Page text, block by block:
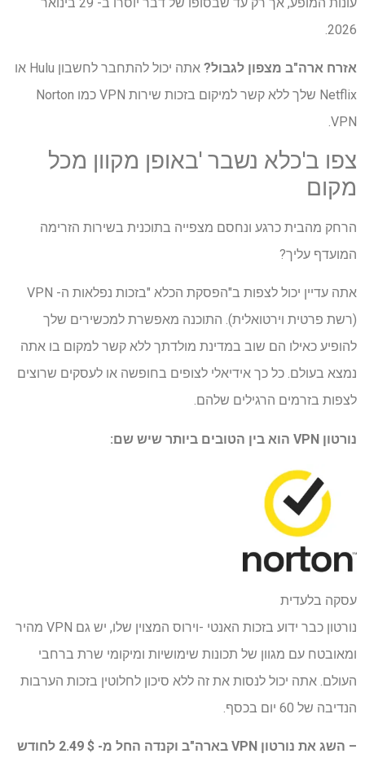
2026.
אזרח ארה"ב מצפון לגבול?
אתה יכול להתחבר לחשבון Hulu או
Netflix שלך ללא קשר למיקום בזכות שירות VPN כמו Norton
VPN.
צפו ב'כלא נשבר 'באופן מקוון מכל
מקום
הרחק מהבית כרגע ונחסם מצפייה בתוכנית בשירות הזרימה
המועדף עליך?
אתה עדיין יכול לצפות ב"הפסקת הכלא "בזכות נפלאות ה- VPN
(רשת פרטית וירטואלית). התוכנה מאפשרת למכשירים שלך
להופיע כאילו הם שוב במדינת מולדתך ללא קשר למקום בו אתה
נמצא בעולם. כל כך אידיאלי לצופים בחופשה או לעסקים שרוצים
לצפות בזרמים הרגילים שלהם.
נורטון VPN הוא בין הטובים ביותר שיש שם:
עסקה בלעדית
נורטון כבר ידוע בזכות האנטי -וירוס המצוין שלו, יש גם VPN מהיר
ומאובטח עם מגוון של תכונות שימושיות ומיקומי שרת ברחבי
העולם. אתה יכול לנסות את זה ללא סיכון לחלוטין בזכות הערבות
הנדיבה של 60 יום בכסף.
– השג את נורטון VPN בארה"ב וקנדה החל מ- $ 2.49 לחודש